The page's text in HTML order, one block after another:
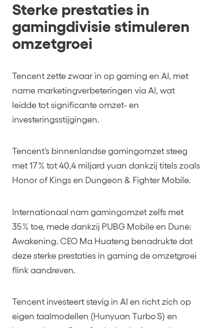
Sterke prestaties in
gamingdivisie stimuleren
omzetgroei
Tencent zette zwaar in op gaming en AI, met
name marketingverbeteringen via AI, wat
leidde tot significante omzet- en
investeringsstijgingen.
Tencent’s binnenlandse gamingomzet steeg
met 17 % tot 40,4 miljard yuan dankzij titels zoals
Honor of Kings en Dungeon & Fighter Mobile.
Internationaal nam gamingomzet zelfs met
35 % toe, mede dankzij PUBG Mobile en Dune:
Awakening. CEO Ma Huateng benadrukte dat
deze sterke prestaties in gaming de omzetgroei
flink aandreven.
Tencent investeert stevig in AI en richt zich op
eigen taalmodellen (Hunyuan Turbo S) en